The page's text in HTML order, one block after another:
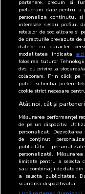
Art.2. In cazul in
/ erori de
furnizor, BRAT va
Furnizorul.
Art.3. Periodic
asupra respectarii
contractuale de catre
partenere, precum si
prelucram date pentru a
personaliza continutul
interesele si/sau profilul
retelelor de socializare si
de drepturile prevazute
datelor cu caracter
modalitatea indicata aici
folosirea tuturor
dvs. cu privire la stocarea/
colaboram. Prin click pe
puteti schimba
cookie strict necesare
Atât noi, cât și
Măsurarea performanței
de pe un dispozitiv.
personalizat.
de conținut
publicității
personalizată.
limitate pentru a selecta
sau combinații de date
a selecta publicitatea.
scanarea dispozitivului.